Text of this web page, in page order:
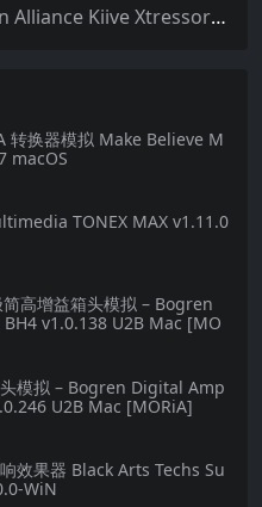
插件联盟压缩插件 Plugin Alliance Kiive Xtressor v1.0.1 WIN MAC
转换器模拟 Make Believe M
macOS
TONEX MAX v1.11.0
高增益箱头模拟 – Bogren
v1.0.138 U2B Mac [MO
模拟 – Bogren Digital Amp
U2B Mac [MORiA]
效果器 Black Arts Techs Su
WiN